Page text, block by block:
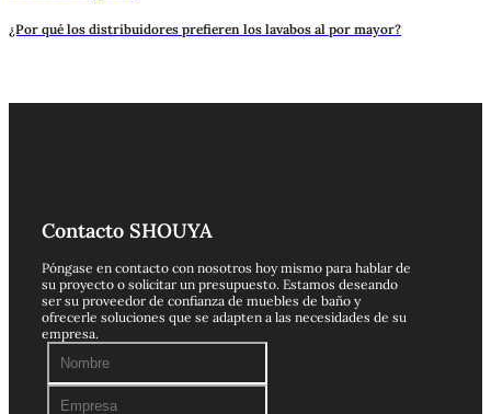
¿Por qué los distribuidores prefieren los lavabos al por mayor?
Contacto SHOUYA
Póngase en contacto con nosotros hoy mismo para hablar de
su proyecto o solicitar un presupuesto. Estamos deseando
ser su proveedor de confianza de muebles de baño y
ofrecerle soluciones que se adapten a las necesidades de su
empresa.